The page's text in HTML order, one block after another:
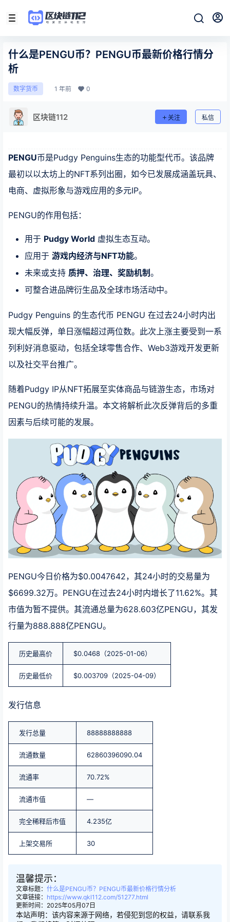
什么是PENGU币？PENGU币最新价格行情分
析
数字货币 1 年前 0
区块链112 关注 私信
PENGU币是Pudgy Penguins生态的功能型代币。该品牌
最初以以太坊上的NFT系列出圈，如今已发展成涵盖玩具、
电商、虚拟形象与游戏应用的多元IP。
PENGU的作用包括：
用于 Pudgy World 虚拟生态互动。
应用于 游戏内经济与NFT功能。
未来或支持 质押、治理、奖励机制 。
可整合进品牌衍生品及全球市场活动中。
Pudgy Penguins 的生态代币 PENGU 在过去24小时内出
现大幅反弹，单日涨幅超过两位数。此次上涨主要受到一系
列利好消息驱动，包括全球零售合作、Web3游戏开发更新
以及社交平台推广。
随着Pudgy IP从NFT拓展至实体商品与链游生态，市场对
PENGU的热情持续升温。本文将解析此次反弹背后的多重
因素与后续可能的发展。
PENGU今日价格为$0.0047642，其24小时的交易量为
$6699.32万。PENGU在过去24小时内增长了11.62%。其
市值为暂不提供。其流通总量为628.603亿PENGU，其发
行量为888.888亿PENGU。
历史最高价 $0.0468（2025-01-06）
历史最低价 $0.003709（2025-04-09）
发行信息
发行总量 88888888888
流通数量 62860396090.04
流通率 70.72%
流通市值 —
完全稀释后市值 4.235亿
上架交易所 30
温馨提示：
文章标题： 什么是PENGU币？PENGU币最新价格行情分析
文章链接： https://www.qkl112.com/51277.html
更新时间：2025年05月07日
本站声明：该内容来源于网络，若侵犯到您的权益，请联系我